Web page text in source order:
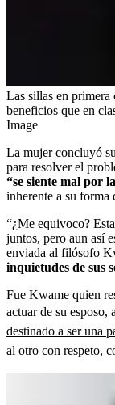
Las sillas en primera
beneficios que en
Image
La mujer concluyó
para resolver el
“se siente mal por
inherente a su forma
“¿Me equivoco?
juntos, pero aun así
enviada al filósofo
inquietudes de sus
Fue Kwame quien
actuar de su esposo,
destinado a ser una
al otro con respeto,